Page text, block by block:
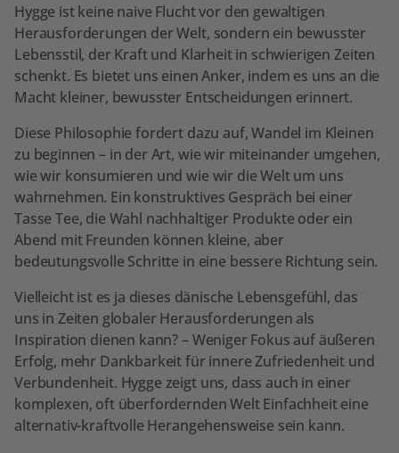
Hygge ist keine naive Flucht vor den gewaltigen
Herausforderungen der Welt, sondern ein bewusster
Lebensstil, der Kraft und Klarheit in schwierigen Zeiten
schenkt. Es bietet uns einen Anker, indem es uns an die
Macht kleiner, bewusster Entscheidungen erinnert.
Diese Philosophie fordert dazu auf, Wandel im Kleinen
zu beginnen – in der Art, wie wir miteinander umgehen,
wie wir konsumieren und wie wir die Welt um uns
wahrnehmen. Ein konstruktives Gespräch bei einer
Tasse Tee, die Wahl nachhaltiger Produkte oder ein
Abend mit Freunden können kleine, aber
bedeutungsvolle Schritte in eine bessere Richtung sein.
Vielleicht ist es ja dieses dänische Lebensgefühl, das
uns in Zeiten globaler Herausforderungen als
Inspiration dienen kann? – Weniger Fokus auf äußeren
Erfolg, mehr Dankbarkeit für innere Zufriedenheit und
Verbundenheit. Hygge zeigt uns, dass auch in einer
komplexen, oft überfordernden Welt Einfachheit eine
alternativ-kraftvolle Herangehensweise sein kann.